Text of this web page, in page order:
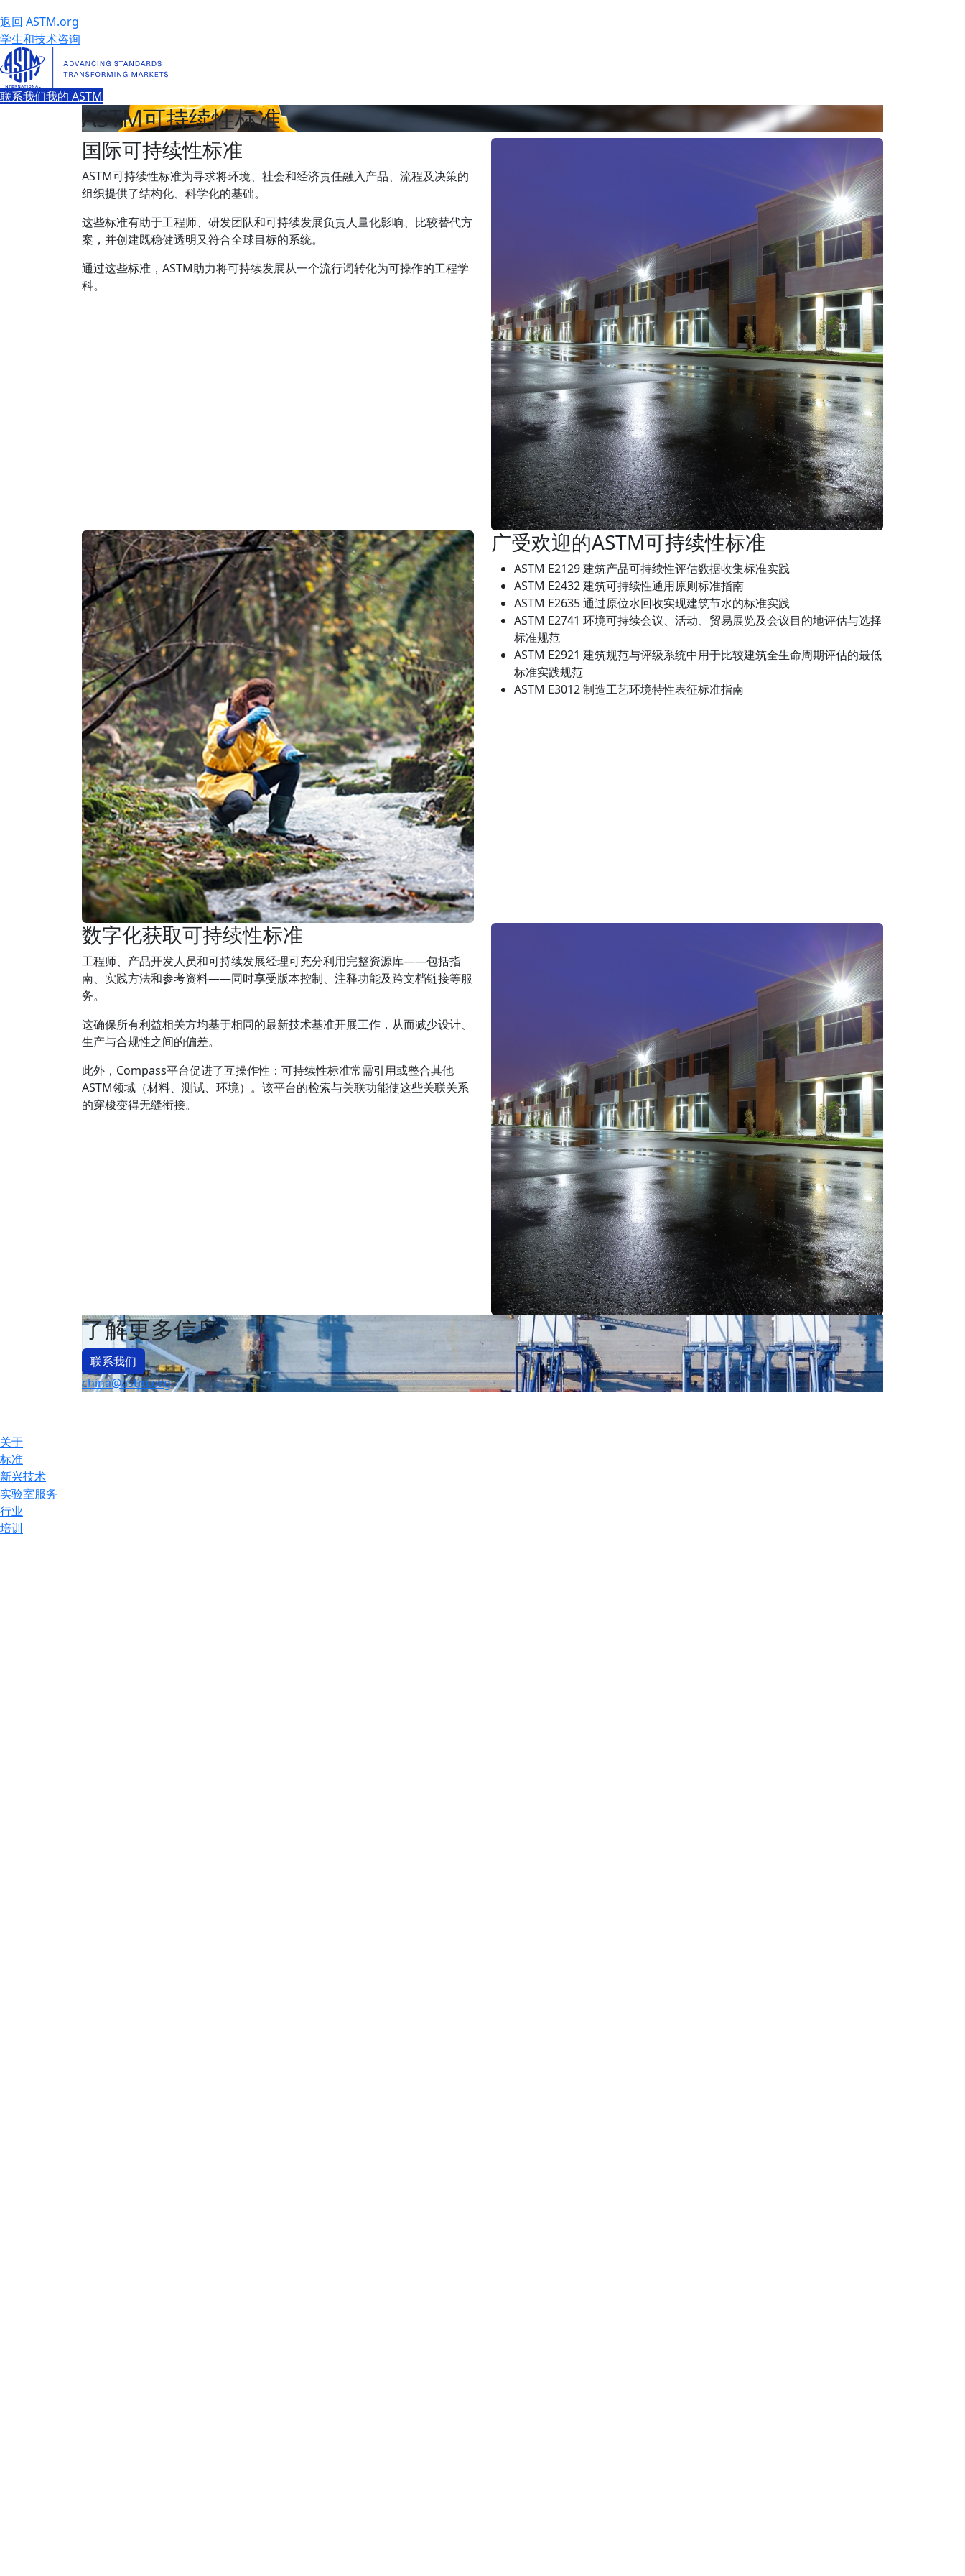
返回 ASTM.org
学生和技术咨询
联系我们我的 ASTM
ASTM可持续性标准
国际可持续性标准
ASTM可持续性标准为寻求将环境、社会和经济责任融入产品、流程及决策的
组织提供了结构化、科学化的基础。
这些标准有助于工程师、研发团队和可持续发展负责人量化影响、比较替代方
案，并创建既稳健透明又符合全球目标的系统。
通过这些标准，ASTM助力将可持续发展从一个流行词转化为可操作的工程学
科。
广受欢迎的ASTM可持续性标准
ASTM E2129 建筑产品可持续性评估数据收集标准实践
ASTM E2432 建筑可持续性通用原则标准指南
ASTM E2635 通过原位水回收实现建筑节水的标准实践
ASTM E2741 环境可持续会议、活动、贸易展览及会议目的地评估与选择
标准规范
ASTM E2921 建筑规范与评级系统中用于比较建筑全生命周期评估的最低
标准实践规范
ASTM E3012 制造工艺环境特性表征标准指南
数字化获取可持续性标准
工程师、产品开发人员和可持续发展经理可充分利用完整资源库——包括指
南、实践方法和参考资料——同时享受版本控制、注释功能及跨文档链接等服
务。
这确保所有利益相关方均基于相同的最新技术基准开展工作，从而减少设计、
生产与合规性之间的偏差。
此外，Compass平台促进了互操作性：可持续性标准常需引用或整合其他
ASTM领域（材料、测试、环境）。该平台的检索与关联功能使这些关联关系
的穿梭变得无缝衔接。
了解更多信息
联系我们
china@astm.org
关于
标准
新兴技术
实验室服务
行业
培训